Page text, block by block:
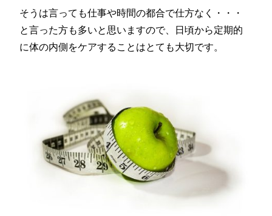
そうは言っても仕事や時間の都合で仕方なく・・・
と言った方も多いと思いますので、日頃から定期的
に体の内側をケアすることはとても大切です。